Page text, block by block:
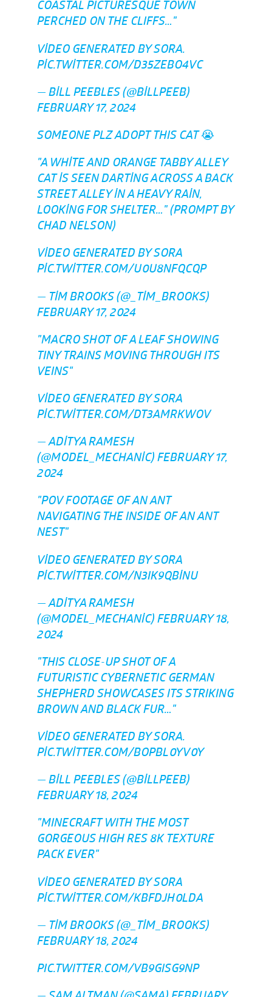
COASTAL PICTURESQUE TOWN
PERCHED ON THE CLIFFS…"
VIDEO GENERATED BY SORA.
PIC.TWITTER.COM/D35ZEBO4VC
— BILL PEEBLES (@BILLPEEB)
FEBRUARY 17, 2024
SOMEONE PLZ ADOPT THIS CAT 😭
"A WHITE AND ORANGE TABBY ALLEY
CAT IS SEEN DARTING ACROSS A BACK
STREET ALLEY IN A HEAVY RAIN,
LOOKING FOR SHELTER…" (PROMPT BY
CHAD NELSON)
VIDEO GENERATED BY SORA
PIC.TWITTER.COM/U0U8NFQCQP
— TIM BROOKS (@_TIM_BROOKS)
FEBRUARY 17, 2024
"MACRO SHOT OF A LEAF SHOWING
TINY TRAINS MOVING THROUGH ITS
VEINS"
VIDEO GENERATED BY SORA
PIC.TWITTER.COM/DT3AMRKWOV
— ADITYA RAMESH
(@MODEL_MECHANIC)FEBRUARY 17,
2024
"POV FOOTAGE OF AN ANT
NAVIGATING THE INSIDE OF AN ANT
NEST"
VIDEO GENERATED BY SORA
PIC.TWITTER.COM/N3IK9QBINU
— ADITYA RAMESH
(@MODEL_MECHANIC)FEBRUARY 18,
2024
"THIS CLOSE-UP SHOT OF A
FUTURISTIC CYBERNETIC GERMAN
SHEPHERD SHOWCASES ITS STRIKING
BROWN AND BLACK FUR…"
VIDEO GENERATED BY SORA.
PIC.TWITTER.COM/BOPBL0YV0Y
— BILL PEEBLES (@BILLPEEB)
FEBRUARY 18, 2024
"MINECRAFT WITH THE MOST
GORGEOUS HIGH RES 8K TEXTURE
PACK EVER"
VIDEO GENERATED BY SORA
PIC.TWITTER.COM/KBFDJH0LDA
— TIM BROOKS (@_TIM_BROOKS)
FEBRUARY 18, 2024
PIC.TWITTER.COM/VB9GISG9NP